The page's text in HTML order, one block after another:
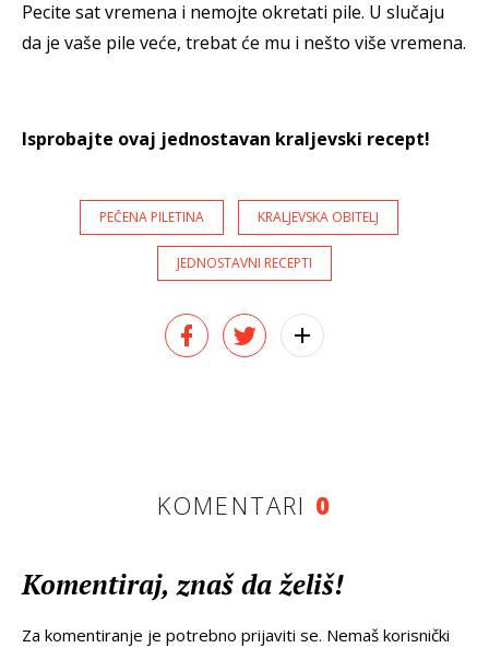
Pecite sat vremena i nemojte okretati pile. U slučaju
da je vaše pile veće, trebat će mu i nešto više vremena.
Isprobajte ovaj jednostavan kraljevski recept!
PEČENA PILETINA KRALJEVSKA OBITELJ
JEDNOSTAVNI RECEPTI
KOMENTARI 0
Komentiraj, znaš da želiš!
Za komentiranje je potrebno prijaviti se. Nemaš korisnički